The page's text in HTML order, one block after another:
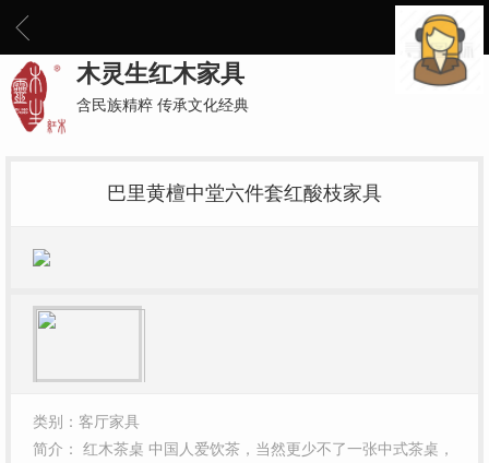
木灵生红木家具
含民族精粹 传承文化经典
巴里黄檀中堂六件套红酸枝家具
类别：客厅家具
简介： 红木茶桌 中国人爱饮茶，当然更少不了一张中式茶桌，